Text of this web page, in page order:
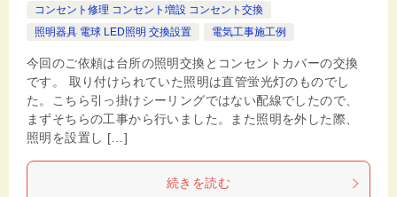
コンセント修理 コンセント増設 コンセント交換
照明器具 電球 LED照明 交換設置
電気工事施工例
今回のご依頼は台所の照明交換とコンセントカバーの交換
です。 取り付けられていた照明は直管蛍光灯のものでし
た。こちら引っ掛けシーリングではない配線でしたので、
まずそちらの工事から行いました。また照明を外した際、
照明を設置し […]
続きを読む